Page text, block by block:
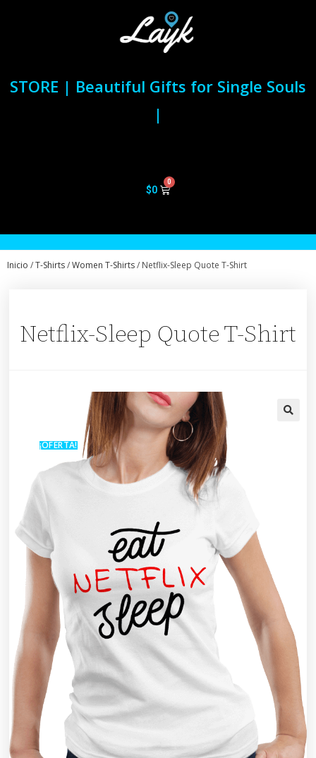
STORE | Beautiful Gifts for Single Souls
|
$0
Inicio /T-Shirts/Women T-Shirts/ Netflix-Sleep Quote T-Shirt
Netflix-Sleep Quote T-Shirt
¡OFERTA!